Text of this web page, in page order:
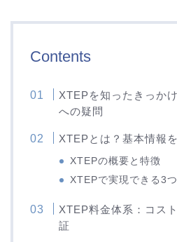
Contents
XTEPを知ったきっか
への疑問
XTEPとは？基本情報
XTEPの概要と特徴
XTEPで実現できる3
XTEP料金体系：コス
証